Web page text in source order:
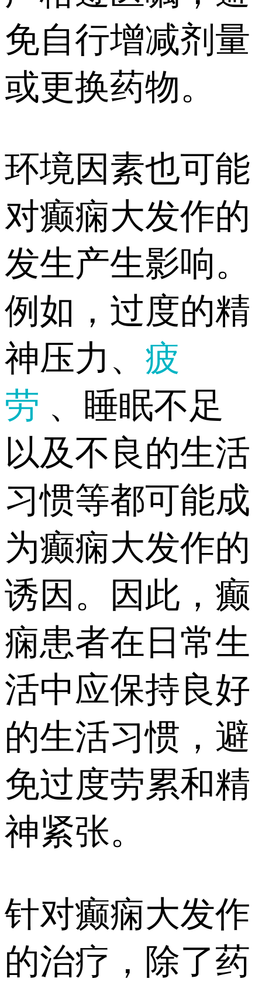
免自行增减剂量
或更换药物。
环境因素也可能
对癫痫大发作的
发生产生影响。
例如，过度的精
神压力、 疲
劳 、睡眠不足
以及不良的生活
习惯等都可能成
为癫痫大发作的
诱因。因此，癫
痫患者在日常生
活中应保持良好
的生活习惯，避
免过度劳累和精
神紧张。
针对癫痫大发作
的治疗，除了药